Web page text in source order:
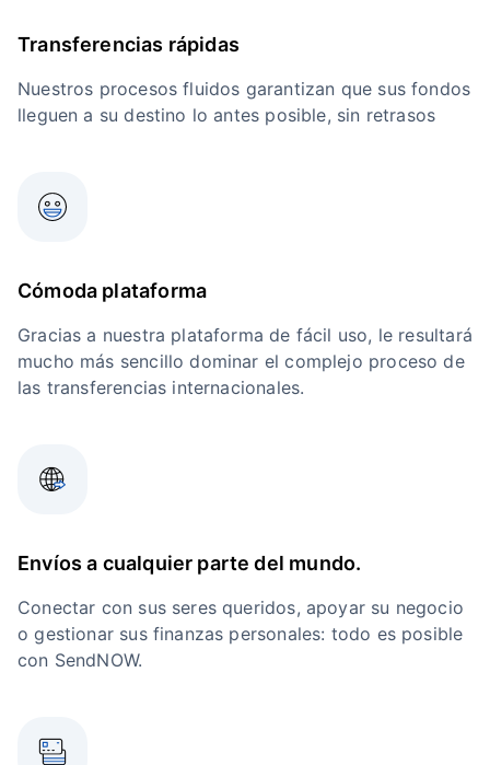
Transferencias rápidas
Nuestros procesos fluidos garantizan que sus fondos
lleguen a su destino lo antes posible, sin retrasos
Cómoda plataforma
Gracias a nuestra plataforma de fácil uso, le resultará
mucho más sencillo dominar el complejo proceso de
las transferencias internacionales.
Envíos a cualquier parte del mundo.
Conectar con sus seres queridos, apoyar su negocio
o gestionar sus finanzas personales: todo es posible
con SendNOW.